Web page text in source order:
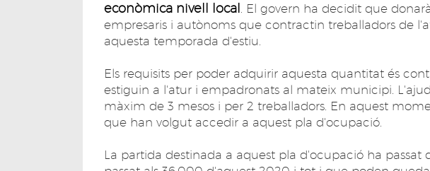
econòmica nivell local . El govern ha decidit que
empresaris i autònoms que contractin treballadors de
aquesta temporada d'estiu.
Els requisits per poder adquirir aquesta quantitat és
estiguin a l'atur i empadronats al mateix municipi.
màxim de 3 mesos i per 2 treballadors. En aquest
que han volgut accedir a aquest pla d'ocupació.
La partida destinada a aquest pla d'ocupació ha passat